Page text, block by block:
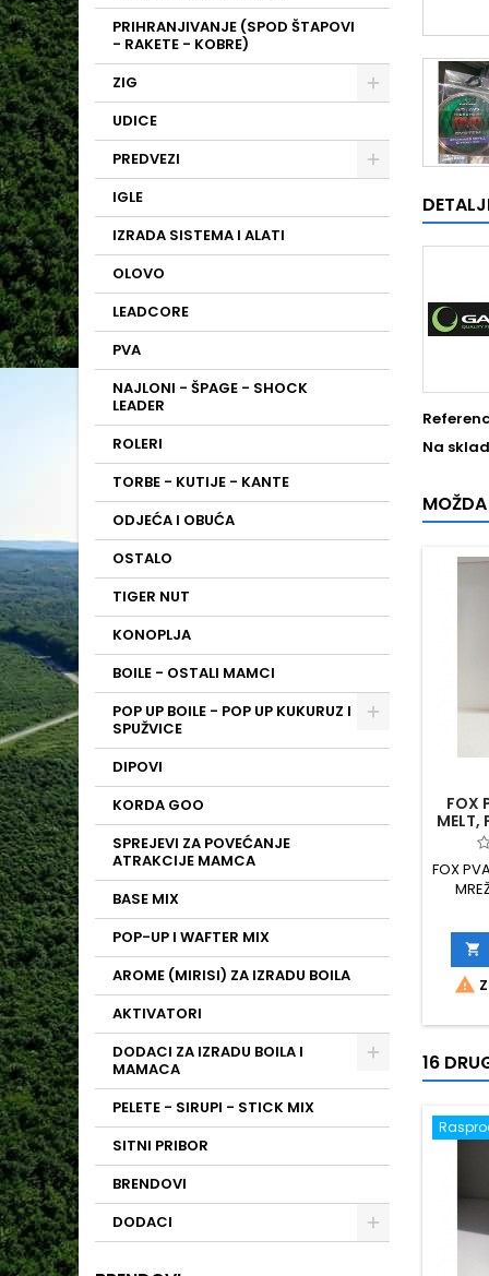
PRIHRANJIVANJE (SPOD ŠTAPOVI
- RAKETE - KOBRE)
ZIG
UDICE
PREDVEZI
IGLE
IZRADA SISTEMA I ALATI
OLOVO
LEADCORE
PVA
NAJLONI - ŠPAGE - SHOCK
LEADER
ROLERI
TORBE - KUTIJE - KANTE
ODJEĆA I OBUĆA
OSTALO
TIGER NUT
KONOPLJA
BOILE - OSTALI MAMCI
POP UP BOILE - POP UP KUKURUZ I
SPUŽVICE
DIPOVI
KORDA GOO
SPREJEVI ZA POVEĆANJE
ATRAKCIJE MAMCA
BASE MIX
POP-UP I WAFTER MIX
AROME (MIRISI) ZA IZRADU BOILA
AKTIVATORI
DODACI ZA IZRADU BOILA I
MAMACA
PELETE - SIRUPI - STICK MIX
SITNI PRIBOR
BRENDOVI
DODACI
Na
FOX
MELT,
FOX


16